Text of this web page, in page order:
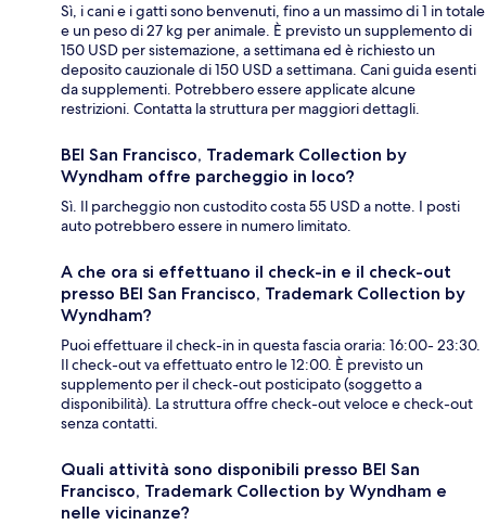
Sì, i cani e i gatti sono benvenuti, fino a un massimo di 1 in totale
e un peso di 27 kg per animale. È previsto un supplemento di
150 USD per sistemazione, a settimana ed è richiesto un
deposito cauzionale di 150 USD a settimana. Cani guida esenti
da supplementi. Potrebbero essere applicate alcune
restrizioni. Contatta la struttura per maggiori dettagli.
BEI San Francisco, Trademark Collection by
Wyndham offre parcheggio in loco?
Sì. Il parcheggio non custodito costa 55 USD a notte. I posti
auto potrebbero essere in numero limitato.
A che ora si effettuano il check-in e il check-out
presso BEI San Francisco, Trademark Collection by
Wyndham?
Puoi effettuare il check-in in questa fascia oraria: 16:00- 23:30.
Il check-out va effettuato entro le 12:00. È previsto un
supplemento per il check-out posticipato (soggetto a
disponibilità). La struttura offre check-out veloce e check-out
senza contatti.
Quali attività sono disponibili presso BEI San
Francisco, Trademark Collection by Wyndham e
nelle vicinanze?